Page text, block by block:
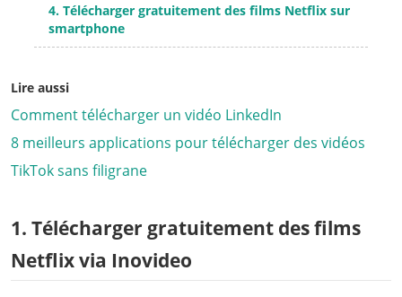
4. Télécharger gratuitement des films Netflix sur
smartphone
Lire aussi
Comment télécharger un vidéo LinkedIn
8 meilleurs applications pour télécharger des vidéos
TikTok sans filigrane
1. Télécharger gratuitement des films
Netflix via Inovideo